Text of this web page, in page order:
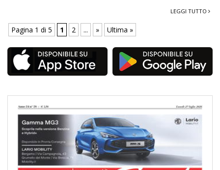
LEGGI TUTTO
Pagina 1 di 5 1 2 ... » Ultima »